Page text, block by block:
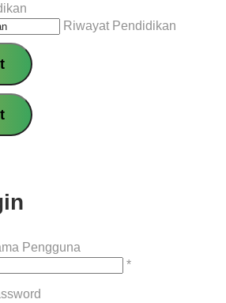
Riwayat Pendidikan
Pengguna
*